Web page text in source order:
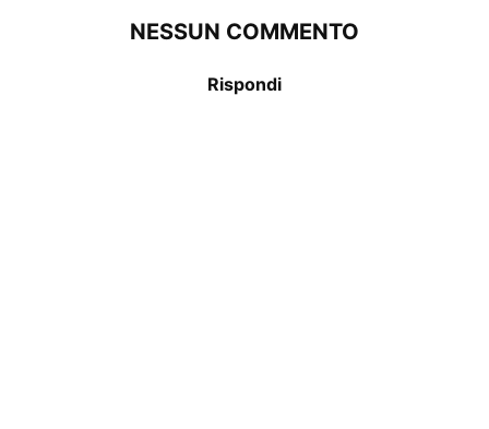
NESSUN COMMENTO
Rispondi